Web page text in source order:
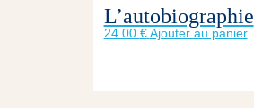
L’autobiographie
24.00 € Ajouter au panier